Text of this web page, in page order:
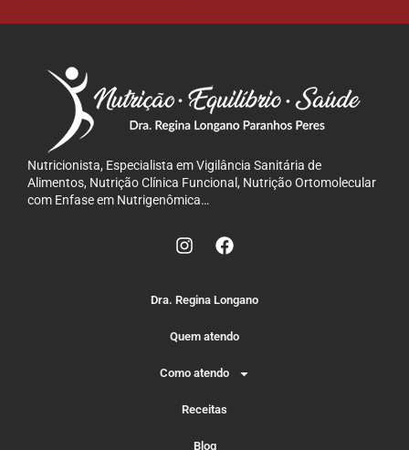
Nutricionista, Especialista em Vigilância Sanitária de
Alimentos, Nutrição Clínica Funcional, Nutrição Ortomolecular
com Enfase em Nutrigenômica…
Dra. Regina Longano
Quem atendo
Como atendo
Receitas
Blog